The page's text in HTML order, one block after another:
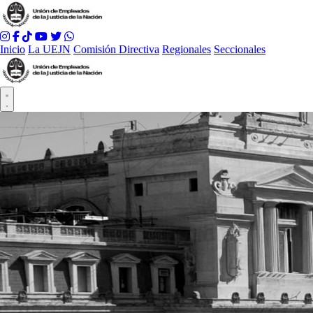
Inicio La UEJN Comisión Directiva Regionales Seccionales
Abrir menú principal